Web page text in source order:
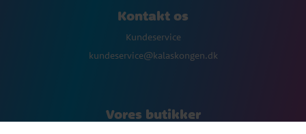
Kontakt os
Kundeservice
kundeservice@kalaskongen.dk
Vores butikker